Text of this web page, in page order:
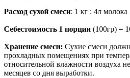
Расход сухой смеси: 1 кг : 4л молока
Себестоимость 1 порции (100гр) =
Хранение смеси: Сухие смеси
прохладных помещениях при
относительной влажности воздуха
месяцев со дня выработки.